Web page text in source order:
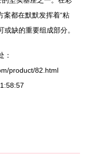
案都在默默发挥着“粘
或缺的重要组成部分。
：
product/82.html